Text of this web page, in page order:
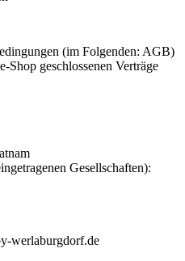
(im Folgenden: AGB)
Shop geschlossenen Verträge
Gesellschaften):
werlaburgdorf.de